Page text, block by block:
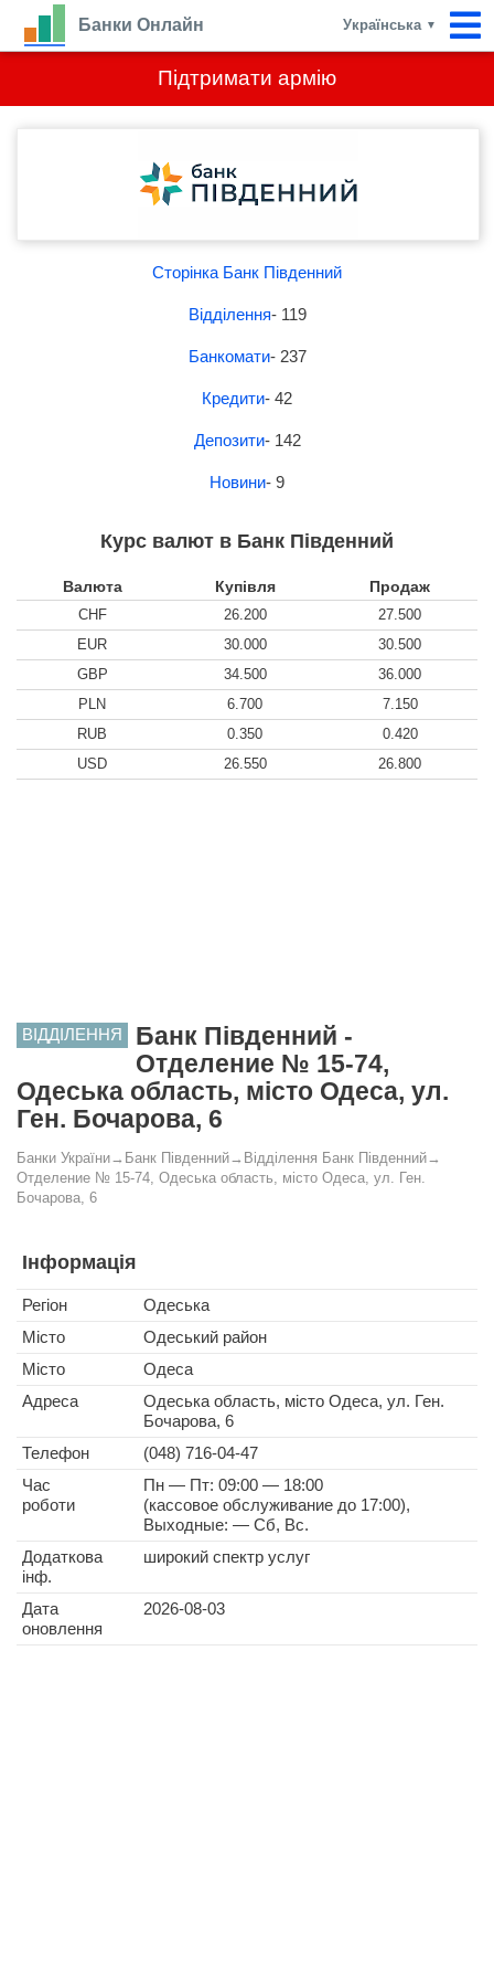
Підтримати армію
Банки Онлайн Українська ▼
Сторінка Банк Південний
Відділення- 119
Банкомати- 237
Кредити- 42
Депозити- 142
Новини- 9
Курс валют в Банк Південний
Валюта Купівля Продаж
CHF 26.200
27.500
EUR
30.000
30.500
GBP
34.500
36.000
PLN
6.700
7.150
RUB
0.350
0.420
USD
26.550 26.800
ВІДДІЛЕННЯ
Банк Південний -
Отделение № 15-74,
Одеська область, місто Одеса, ул.
Ген. Бочарова, 6
Банки України→ Банк Південний→ Відділення Банк Південний→
Отделение № 15-74, Одеська область, місто Одеса, ул. Ген.
Бочарова, 6
Інформація
Регіон
Одеська
Місто
Одеський район
Місто
Одеса
Адреса
Одеська область, місто Одеса, ул. Ген.
Бочарова, 6
Телефон
(048) 716-04-47
Час
роботи
Пн — Пт: 09:00 — 18:00
(кассовое обслуживание до 17:00),
Выходные: — Сб, Вс.
Додаткова
інф.
широкий спектр услуг
Дата
оновлення
2026-08-03